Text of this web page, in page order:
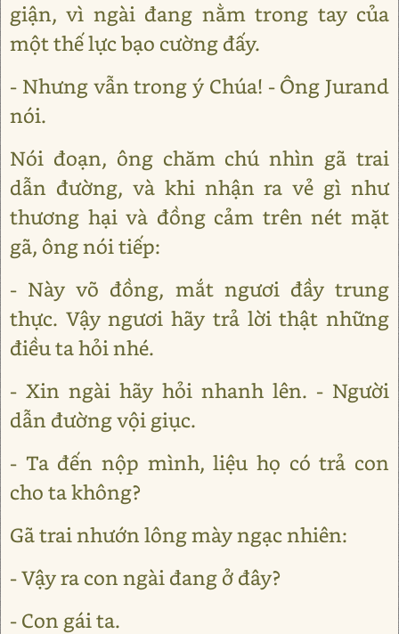
giận, vì ngài đang nằm trong tay của
một thế lực bạo cường đấy.
- Nhưng vẫn trong ý Chúa! - Ông Jurand
nói.
Nói đoạn, ông chăm chú nhìn gã trai
dẫn đường, và khi nhận ra vẻ gì như
thương hại và đồng cảm trên nét mặt
gã, ông nói tiếp:
- Này võ đồng, mắt ngươi đầy trung
thực. Vậy ngươi hãy trả lời thật những
điều ta hỏi nhé.
- Xin ngài hãy hỏi nhanh lên. - Người
dẫn đường vội giục.
- Ta đến nộp mình, liệu họ có trả con
cho ta không?
Gã trai nhướn lông mày ngạc nhiên:
- Vậy ra con ngài đang ở đây?
- Con gái ta.